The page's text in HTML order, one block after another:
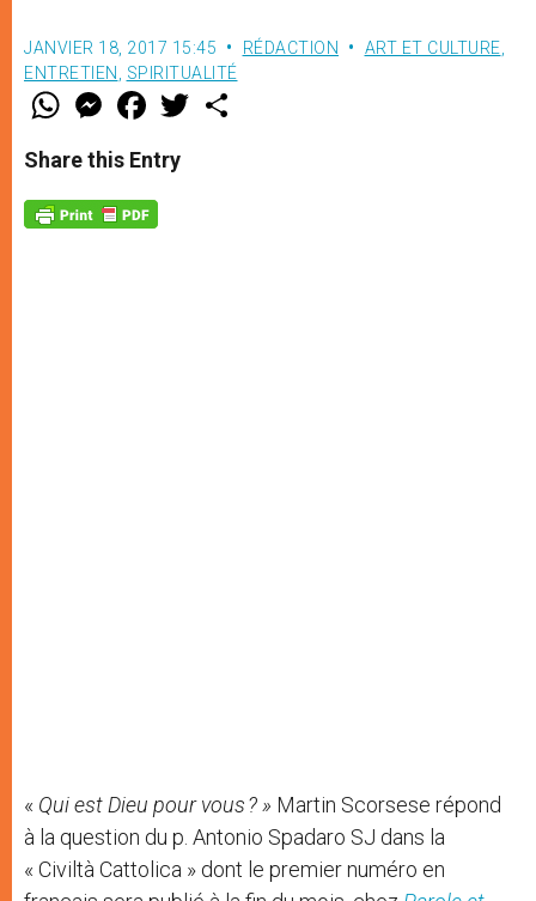
JANVIER 18, 2017 15:45 RÉDACTION ART ET CULTURE
ENTRETIEN
SPIRITUALITÉ
W
t
s
p
p
M
e
s
e
g
e
F
a
e
b
o
k
w
Share this Entry
« Qui est Dieu pour vous ? » Martin Scorsese répond
à la question du p. Antonio Spadaro SJ dans la
« Civiltà Cattolica » dont le premier numéro en